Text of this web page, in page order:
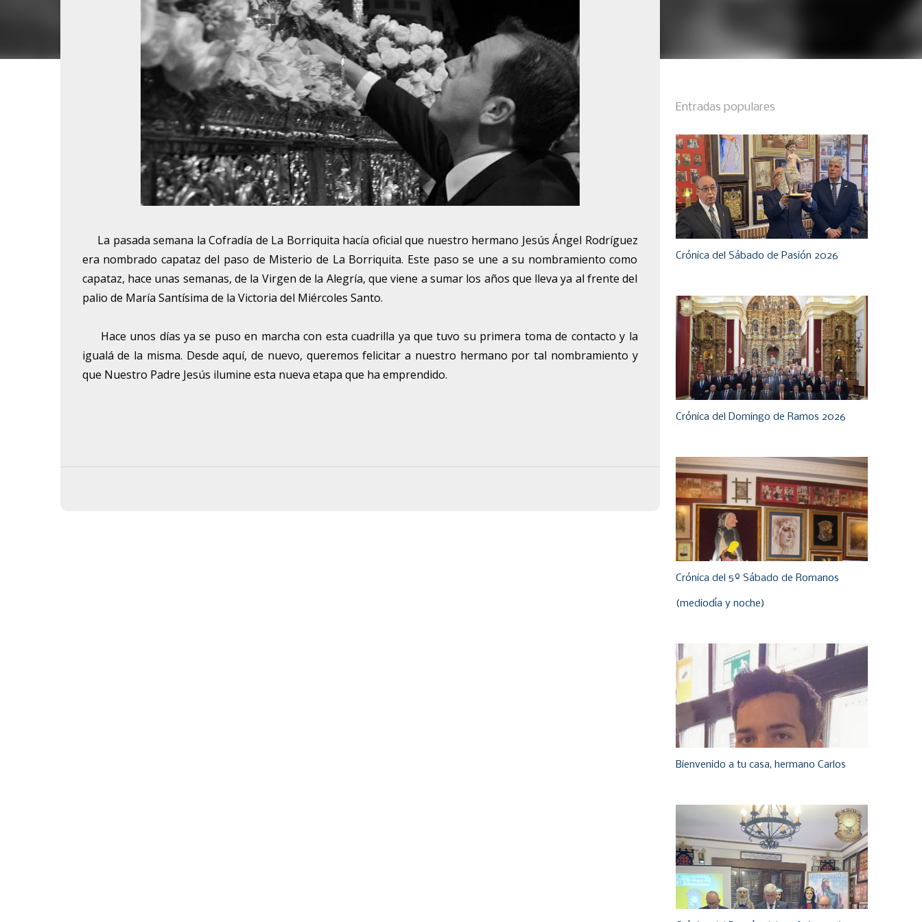
La pasada semana la Cofradía de La Borriquita hacía oficial que nuestro hermano Jesús Ángel Rodríguez
era nombrado capataz del paso de Misterio de La Borriquita. Este paso se une a su nombramiento como
capataz, hace unas semanas, de la Virgen de la Alegría, que viene a sumar los años que lleva ya al frente del
palio de María Santísima de la Victoria del Miércoles Santo.
Hace unos días ya se puso en marcha con esta cuadrilla ya que tuvo su primera toma de contacto y la
igualá de la misma. Desde aquí, de nuevo, queremos felicitar a nuestro hermano por tal nombramiento y
que Nuestro Padre Jesús ilumine esta nueva etapa que ha emprendido.
Entradas populares
Crónica del Sábado de Pasión 2026
Crónica del Domingo de Ramos 2026
Crónica del 5º Sábado de Romanos
(mediodía y noche)
Bienvenido a tu casa, hermano Carlos